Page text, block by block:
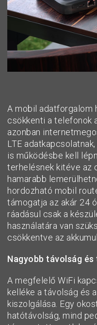
A mobil adatforgalom
csökkenti a telefonok
azonban
LTE
is működésbe kell
terhelésnek kitéve az
hamarabb
hordozható mobil
támogatja az akár 24
ráadásul csak a
használatára van
csökkentve az
Nagyobb távolság
A megfelelő WiFi
kelléke a távolság és
kiszolgálása. Egy
hatótávolság, mind